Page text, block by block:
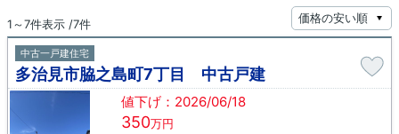
1～7件表示 /7件
中古一戸建住宅
多治見市脇之島町7丁目 中古戸建
値下げ：2026/06/18
350万円